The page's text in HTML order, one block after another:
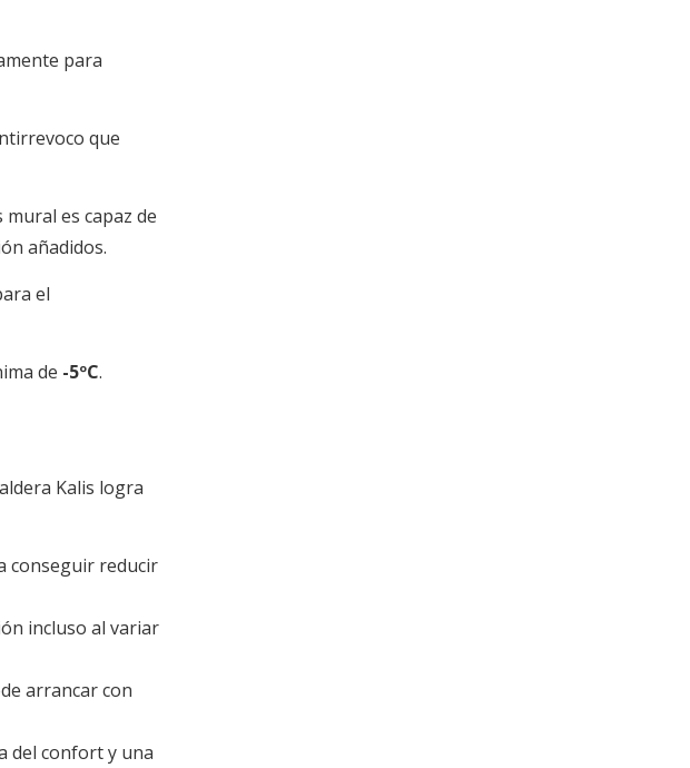
para
que
es capaz de
añadidos.
el
de -5ºC.
Kalis logra
conseguir reducir
incluso al variar
arrancar con
del confort y una